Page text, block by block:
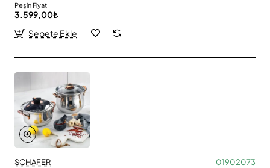
Peşin Fiyat
3.599,00₺
Sepete Ekle
SCHAFER 01902073